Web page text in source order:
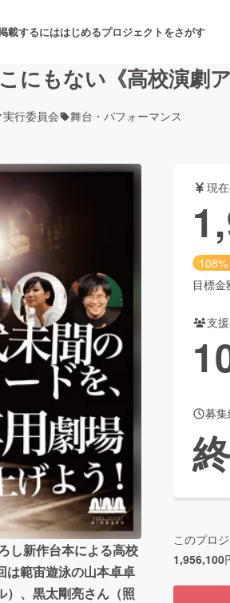
載するにははじめるプロジェクトをさがす
舞台・パフォーマンス
アニメ・漫画
ビューティー・ヘル
for Social GoodCAMPFIRE Creation
るさと納税machi-yaコミュニティ
にもない《高校演劇
行委員会 舞台・パフォーマンス
し新作台本による高校
は範宙遊泳の山本卓卓
）、黒太剛亮さん（照
現
108%
目標
支
募集
このプロジ
1,956,100